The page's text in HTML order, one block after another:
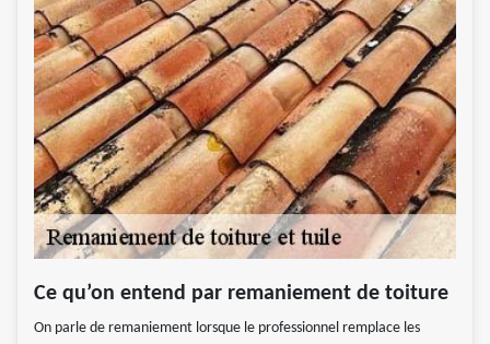
Ce qu’on entend par remaniement de toiture
On parle de remaniement lorsque le professionnel remplace les